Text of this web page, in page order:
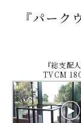
『パー
『総支配
TVCM